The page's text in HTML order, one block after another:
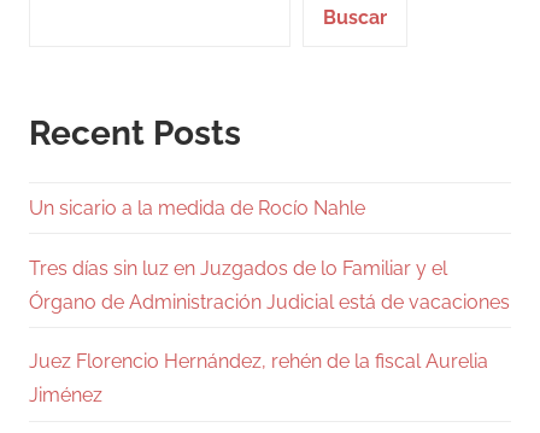
Buscar
Recent Posts
Un sicario a la medida de Rocío Nahle
Tres días sin luz en Juzgados de lo Familiar y el
Órgano de Administración Judicial está de vacaciones
Juez Florencio Hernández, rehén de la fiscal Aurelia
Jiménez